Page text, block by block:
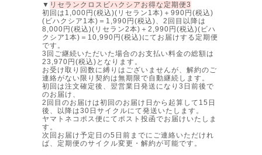
▼ リセランクロスビハクシアお得な定期便3
初回は1,000円(税込)(リセラン1本)＋990円(税込)
(ビハクシア1本)＝1,990円(税込)、2回目以降は
8,000円(税込)(リセラン2本)＋2,990円(税込)(ビハ
クシア1本)＝10,990円(税込)にてお届けする定期便
です。
3回ご継続いただいた場合のお支払い料金の総額は
23,970円(税込)となります。
お受け取り回数に縛りはございませんが、解約のご
連絡がない限り契約は無期限で自動継続します。
初回は注文確定後、翌営業日発送になり3日前後で
のお届け、
2回目のお届けは初回のお届け日から起算して15日
後、以降は30日サイクルにて発送いたします。
ヤマトネコポス便にてポスト投函でお届けいたしま
す。
次回お届け予定日の5日前までにご連絡いただけれ
ば、定期便のサイクル変更・解約が可能です。